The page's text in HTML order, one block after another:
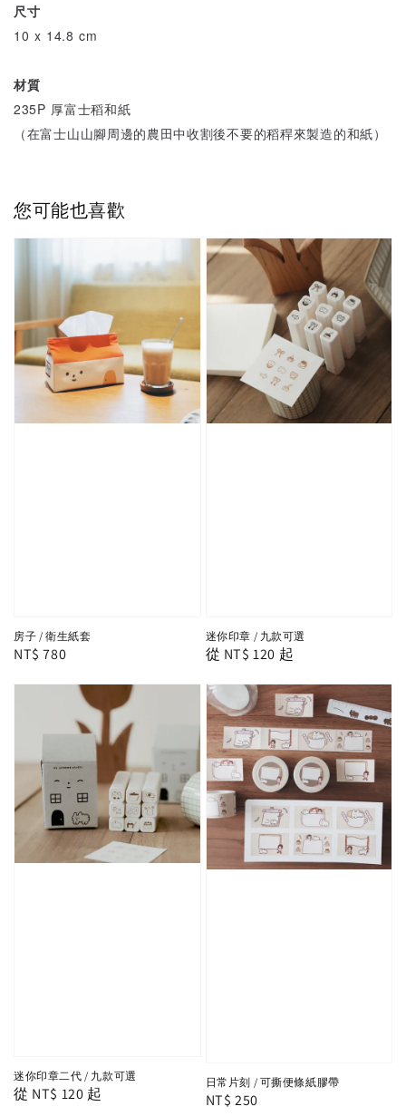
尺寸
10 x 14.8 cm
材質
235P 厚富士稻和紙
（在富士山山腳周邊的農田中收割後不要的稻稈來製造的和紙）
您可能也喜歡
房子 / 衛生紙套
Regular
NT$ 780
迷你印章 / 九款可選
Regular
從 NT$ 120 起
迷你印章二代 / 九款可選
Regular
從 NT$ 120 起
日常片刻 / 可撕便條紙膠帶
Regular
NT$ 250